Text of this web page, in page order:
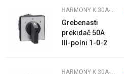
HARMONY K 30A-150A
Grebenasti
prekidač 50A
III-polni 1-0-2
HARMONY K 30A-150A